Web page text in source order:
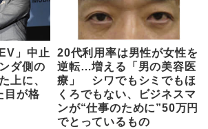
」中止
ダ側の
上に、
目が格
20代利用率は男性が女性を
逆転…増える「男の美容医
療」 シワでもシミでもほ
くろでもない、ビジネスマ
ンが“仕事のために”50万円
でとっているもの